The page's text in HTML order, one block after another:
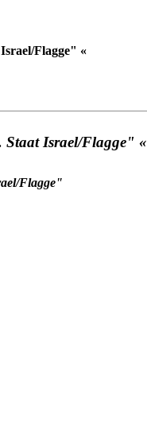
Flagge" «
Staat Israel/Flagge" «
Flagge"